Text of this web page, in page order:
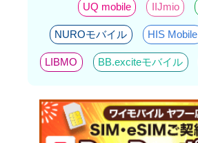
UQ mobile IIJmio
NUROモバイル HIS Mobile
LIBMO BB.exciteモバイル